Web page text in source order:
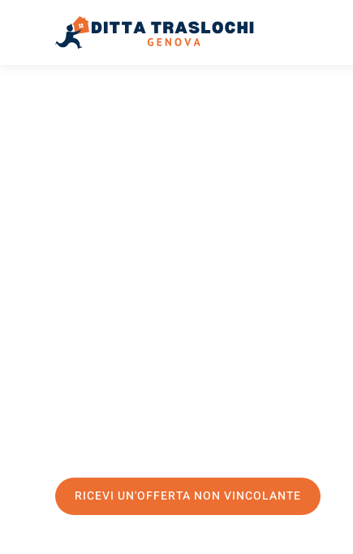
RICEVI UN'OFFERTA NON VINCOLANTE